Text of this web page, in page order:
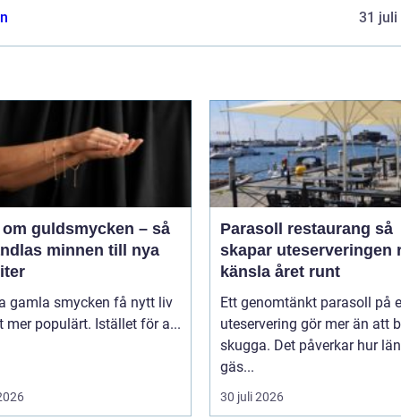
31 juli
guldsmycken – så
minnen till nya
gamla smycken få nytt liv
mer populärt. Istället för a...
Parasoll restaurang så
skapar uteserveringen
känsla året runt
Ett genomtänkt parasoll på
uteservering gör mer än att
skugga. Det påverkar hur
gäs...
30 juli 2026